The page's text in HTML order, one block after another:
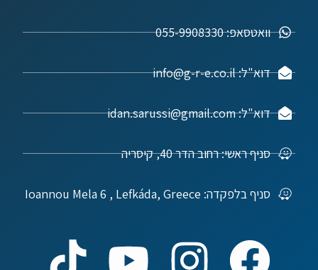
וואטסאפ: 055-9908330
דוא"ל: info@g-r-e.co.il
דוא"ל: idan.sarussi@gmail.com
סניף ראשי: רחוב הדר 40, קיסריה
סניף בלפקדה: Ioannou Mela 6 , Lefkáda, Greece